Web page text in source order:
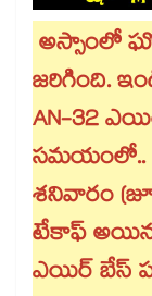
అస్సాంలో
జరిగింది.
AN-32
సమయంలో..
శనివారం
టేకాఫ్ అయిన
ఎయిర్ బేస్